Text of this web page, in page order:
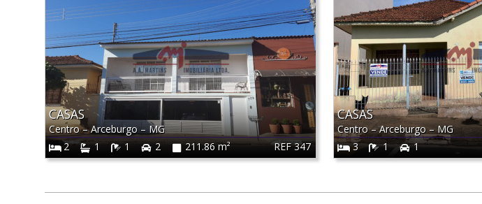
REF 347
CASAS
Centro–Arceburgo–MG
2
1 1 2 211.86 m²
CASAS
Centro–Arceburgo – MG
3
1 1